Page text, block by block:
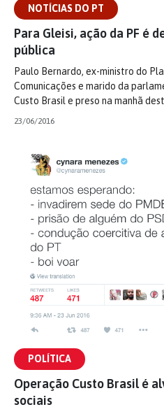
NOTÍCIAS DO PT
Para Gleisi, ação da PF é
pública
Paulo Bernardo, ex-ministro do
Comunicações e marido da
Custo Brasil e preso na manhã
23/06/2016
POLÍTICA
Operação Custo Brasil é
sociais